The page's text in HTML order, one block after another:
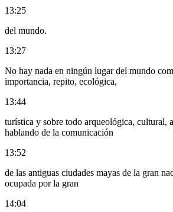
13:25
del mundo.
13:27
No hay nada en ningún lugar del mundo
importancia, repito, ecológica,
13:44
turística y sobre todo arqueológica, cultural,
hablando de la comunicación
13:52
de las antiguas ciudades mayas de la gran
ocupada por la gran
14:04